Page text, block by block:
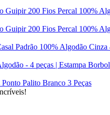
Guipir 200 Fios Percal 100%
Guipir 200 Fios Percal 100%
Padrão 100% Algodão Cinza
- 4 peças | Estampa
Palito Branco 3 Peças